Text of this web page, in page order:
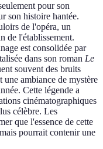
pour son
son histoire hantée.
de l'opéra, un
de l'établissement.
est consolidée par
dans son roman Le
souvent des bruits
ambiance de mystère
Cette légende a
cinématographiques
célèbre. Les
que l'essence de cette
pourrait contenir une